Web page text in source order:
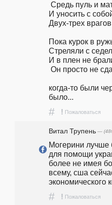
И уносить с
Двух-трех
Пока курок в
Стреляли с
И в плен не
когда-то были
было...
# ! Пожаловаться
Витал Трупень —
Могерини лучше
для помощи
более не имея
всему, сша
экономического
# ! Пожаловаться